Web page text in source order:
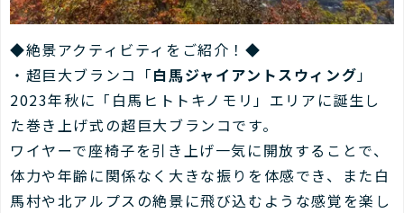
◆絶景アクティビティをご紹介！◆
・超巨大ブランコ「白馬ジャイアントスウィング 」
2023年秋に「白馬ヒトトキノモリ」エリアに誕生し
た巻き上げ式の超巨大ブランコです。
ワイヤーで座椅子を引き上げ一気に開放することで、
体力や年齢に関係なく大きな振りを体感でき、また白
馬村や北アルプスの絶景に飛び込むような感覚を楽し